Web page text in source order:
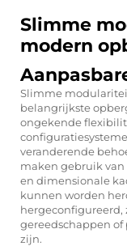
Slimme
modern
Slimme
belangrijkste
ongekende
veranderende
maken gebruik
en dimensionale
kunnen worden
hergeconfigureerd,
gereedschappen
zijn.